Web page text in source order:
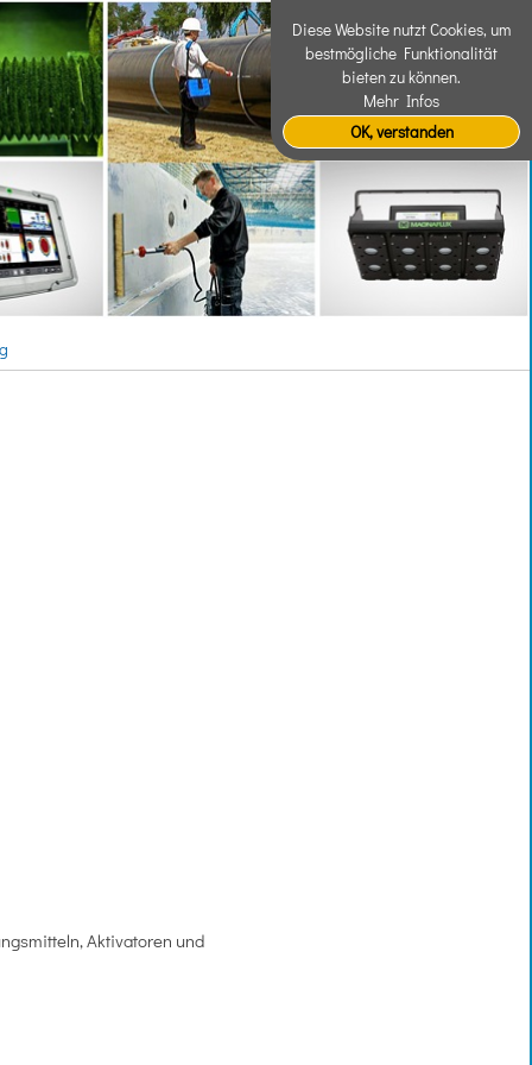
Aktivatoren und
Diese Website nutzt Cookies, um
bestmögliche Funktionalität
bieten zu können.
Mehr Infos
OK, verstanden